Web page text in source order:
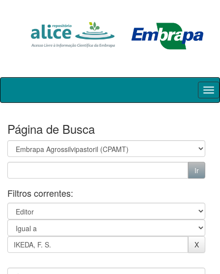
Skip
Página de Busca
Filtros correntes: